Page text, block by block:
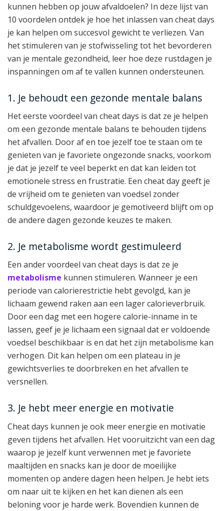
kunnen hebben op jouw afvaldoelen? In deze lijst van
10 voordelen ontdek je hoe het inlassen van cheat days
je kan helpen om succesvol gewicht te verliezen. Van
het stimuleren van je stofwisseling tot het bevorderen
van je mentale gezondheid, leer hoe deze rustdagen je
inspanningen om af te vallen kunnen ondersteunen.
1. Je behoudt een gezonde mentale balans
Het eerste voordeel van cheat days is dat ze je helpen
om een gezonde mentale balans te behouden tijdens
het afvallen. Door af en toe jezelf toe te staan om te
genieten van je favoriete ongezonde snacks, voorkom
je dat je jezelf te veel beperkt en dat kan leiden tot
emotionele stress en frustratie. Een cheat day geeft je
de vrijheid om te genieten van voedsel zonder
schuldgevoelens, waardoor je gemotiveerd blijft om op
de andere dagen gezonde keuzes te maken.
2. Je metabolisme wordt gestimuleerd
Een ander voordeel van cheat days is dat ze je
metabolisme kunnen stimuleren. Wanneer je een
periode van calorierestrictie hebt gevolgd, kan je
lichaam gewend raken aan een lager calorieverbruik.
Door een dag met een hogere calorie-inname in te
lassen, geef je je lichaam een signaal dat er voldoende
voedsel beschikbaar is en dat het zijn metabolisme kan
verhogen. Dit kan helpen om een plateau in je
gewichtsverlies te doorbreken en het afvallen te
versnellen.
3. Je hebt meer energie en motivatie
Cheat days kunnen je ook meer energie en motivatie
geven tijdens het afvallen. Het vooruitzicht van een dag
waarop je jezelf kunt verwennen met je favoriete
maaltijden en snacks kan je door de moeilijke
momenten op andere dagen heen helpen. Je hebt iets
om naar uit te kijken en het kan dienen als een
beloning voor je harde werk. Bovendien kunnen de